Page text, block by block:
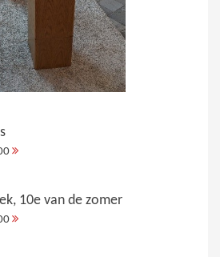
10e van de zomer